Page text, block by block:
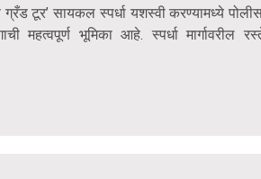
टूर’ सायकल स्पर्धा यशस्वी करण्यामध्ये
महत्वपूर्ण भूमिका आहे. स्पर्धा मार्गावरील